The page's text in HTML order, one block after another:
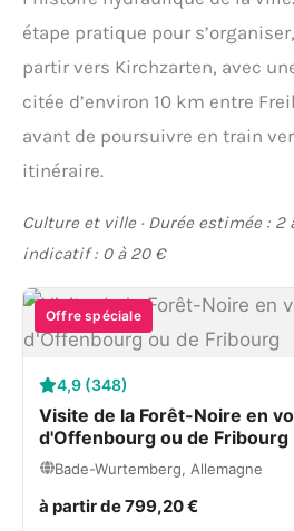
étape pratique pour
partir vers Kirchzarten, avec
citée d’environ 10 km entre
avant de poursuivre en train
itinéraire.
Culture et ville · Durée estimée : 2
indicatif : 0 à 20 €
Offre spéciale
4,9 (348)
Visite de la Forêt-Noire en
d'Offenbourg ou de Fribourg
Bade-Wurtemberg, Allemagne
à partir de 799,20 €